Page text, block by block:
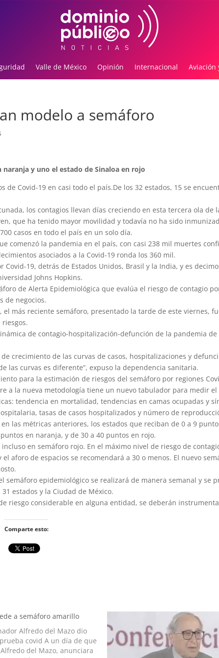
Valle de México Opinión Internacional Aviación
modelo a semáforo
y uno el estado de Sinaloa en rojo
de Covid-19 en casi todo el país.De los 32 estados, 15 se
los contagios llevan días creciendo en esta tercera ola de
que ha tenido mayor movilidad y todavía no ha sido
casos en todo el país en un solo día.
comenzó la pandemia en el país, con casi 238 mil muertes
asociados a la Covid-19 ronda los 360 mil.
19, detrás de Estados Unidos, Brasil y la India, y es
Johns Hopkins.
de Alerta Epidemiológica que evalúa el riesgo de contagio
de negocios.
más reciente semáforo, presentado la tarde de este viernes,
de contagio-hospitalización-defunción de la pandemia
crecimiento de las curvas de casos, hospitalizaciones y
las curvas es diferente”, expuso la dependencia sanitaria.
para la estimación de riesgos del semáforo por regiones
a la nueva metodología tiene un nuevo tabulador para medir
tendencia en mortalidad, tendencias en camas ocupadas y
tasas de casos hospitalizados y número de
las métricas anteriores, los estados que reciban de 0 a 9
en naranja, y de 30 a 40 puntos en rojo.
en semáforo rojo. En el máximo nivel de riesgo de
aforo de espacios se recomendará a 30 o menos. El nuevo
semáforo epidemiológico se realizará de manera semanal y se
estados y la Ciudad de México.
riesgo considerable en alguna entidad, se deberán
Comparte esto:
a semáforo amarillo
Alfredo del Mazo dio
covid A un día de que
del Mazo, anunciara